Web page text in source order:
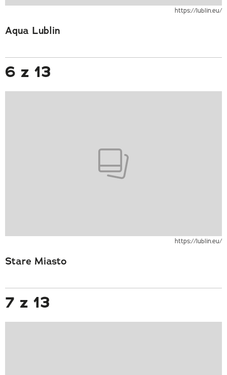
https://lublin.eu/
Aqua Lublin
6 z 13
https://lublin.eu/
Stare Miasto
7 z 13